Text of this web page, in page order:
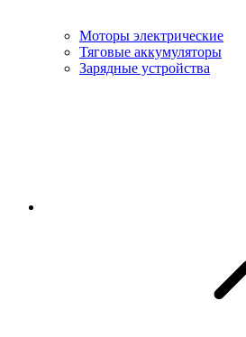
Моторы электрические
Тяговые аккумуляторы
Зарядные устройства